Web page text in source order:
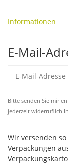
Informationen
E-Mail-
Bitte senden Sie mir
jederzeit widerruflich
Wir versenden
Verpackungen